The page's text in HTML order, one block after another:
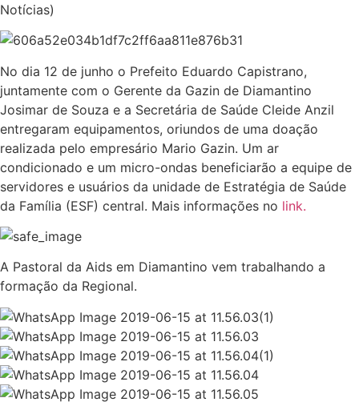
Notícias)
No dia 12 de junho o Prefeito Eduardo Capistrano,
juntamente com o Gerente da Gazin de Diamantino
Josimar de Souza e a Secretária de Saúde Cleide Anzil
entregaram equipamentos, oriundos de uma doação
realizada pelo empresário Mario Gazin. Um ar
condicionado e um micro-ondas beneficiarão a equipe de
servidores e usuários da unidade de Estratégia de Saúde
da Família (ESF) central. Mais informações no link.
A Pastoral da Aids em Diamantino vem trabalhando a
formação da Regional.